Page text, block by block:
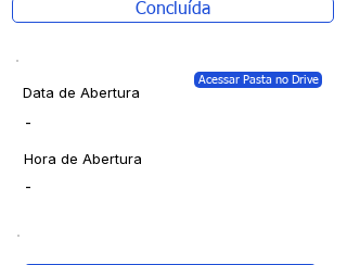
Concluída
Data de Abertura
Acessar Pasta no Drive
-
Hora de Abertura
-